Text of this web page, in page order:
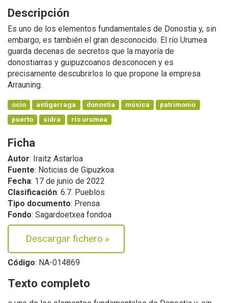
Descripción
Es uno de los elementos fundamentales de Donostia y, sin
embargo, es también el gran desconocido. El río Urumea
guarda decenas de secretos que la mayoría de
donostiarras y guipuzcoanos desconocen y es
precisamente descubrirlos lo que propone la empresa
Arrauning.
ocio astigarraga donostia música
patrimonio
puerto
sidra río urumea
Ficha
Autor: Iraitz Astarloa
Fuente: Noticias de Gipuzkoa
Fecha: 17 de junio de 2022
Clasificación: 6.7. Pueblos
Tipo documento: Prensa
Fondo: Sagardoetxea fondoa
Descargar fichero »
Código: NA-014869
Texto completo